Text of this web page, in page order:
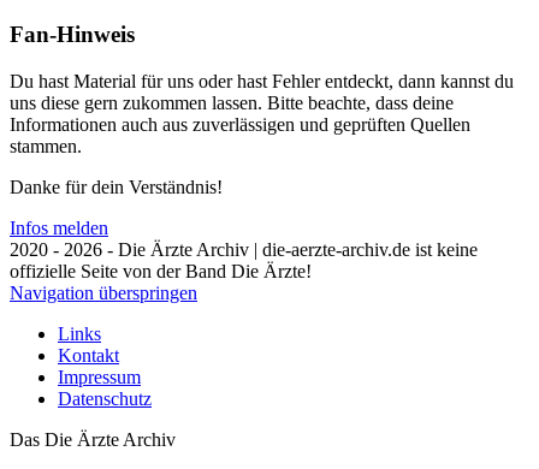
Fan-Hinweis
Du hast Material für uns oder hast Fehler entdeckt, dann kannst du
uns diese gern zukommen lassen. Bitte beachte, dass deine
Informationen auch aus zuverlässigen und geprüften Quellen
stammen.
Danke für dein Verständnis!
Infos melden
2020 - 2026 - Die Ärzte Archiv | die-aerzte-archiv.de ist keine
offizielle Seite von der Band Die Ärzte!
Navigation überspringen
Links
Kontakt
Impressum
Datenschutz
Das Die Ärzte Archiv